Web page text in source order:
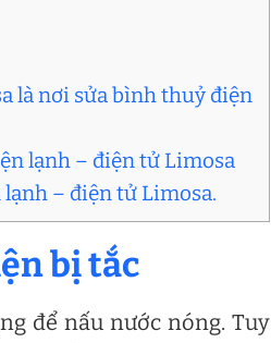
là nơi sửa bình thuỷ điện
lạnh – điện tử Limosa
– điện tử Limosa.
bị tắc
để nấu nước nóng. Tuy